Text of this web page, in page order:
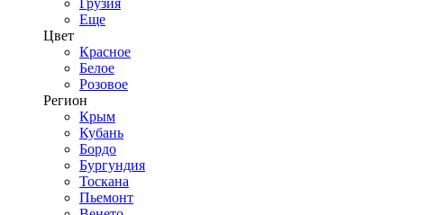
Грузия
Еще
Цвет
Красное
Белое
Розовое
Регион
Крым
Кубань
Бордо
Бургундия
Тоскана
Пьемонт